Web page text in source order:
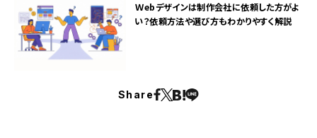
Ｗebデザインは制作会社に依頼した方がよ
い？依頼方法や選び方もわかりやすく解説
Share